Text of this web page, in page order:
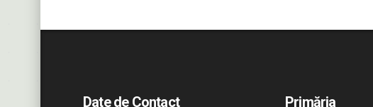
Date de Contact Primăria